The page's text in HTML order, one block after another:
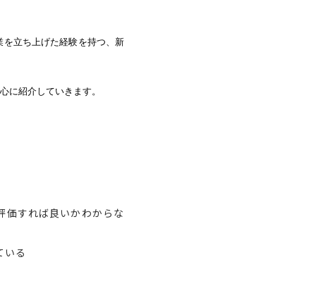
立ち上げた経験を持つ、新
に紹介していきます。
価すれば良いかわからな
いる